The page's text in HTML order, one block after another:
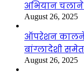
अभियान चलाने
August 26, 2025
ऑपरेशन
बांग्लादेशी
August 26, 2025